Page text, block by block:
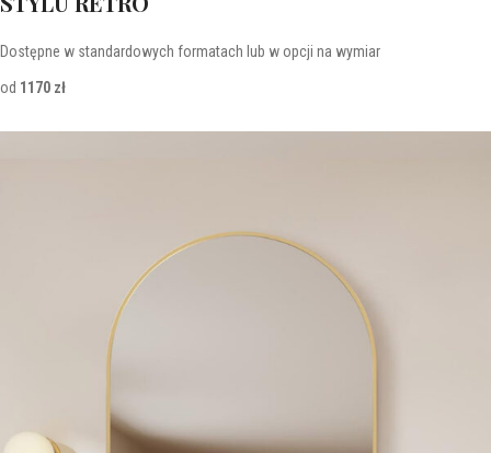
Dostępne w standardowych formatach lub w opcji na wymiar
od 1170 zł